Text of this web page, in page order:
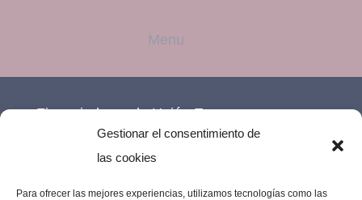
Gestionar el consentimiento de
las cookies
Para ofrecer las mejores experiencias, utilizamos tecnologías como las
Financiado por la Unión Europea –
NextGenerationEU.